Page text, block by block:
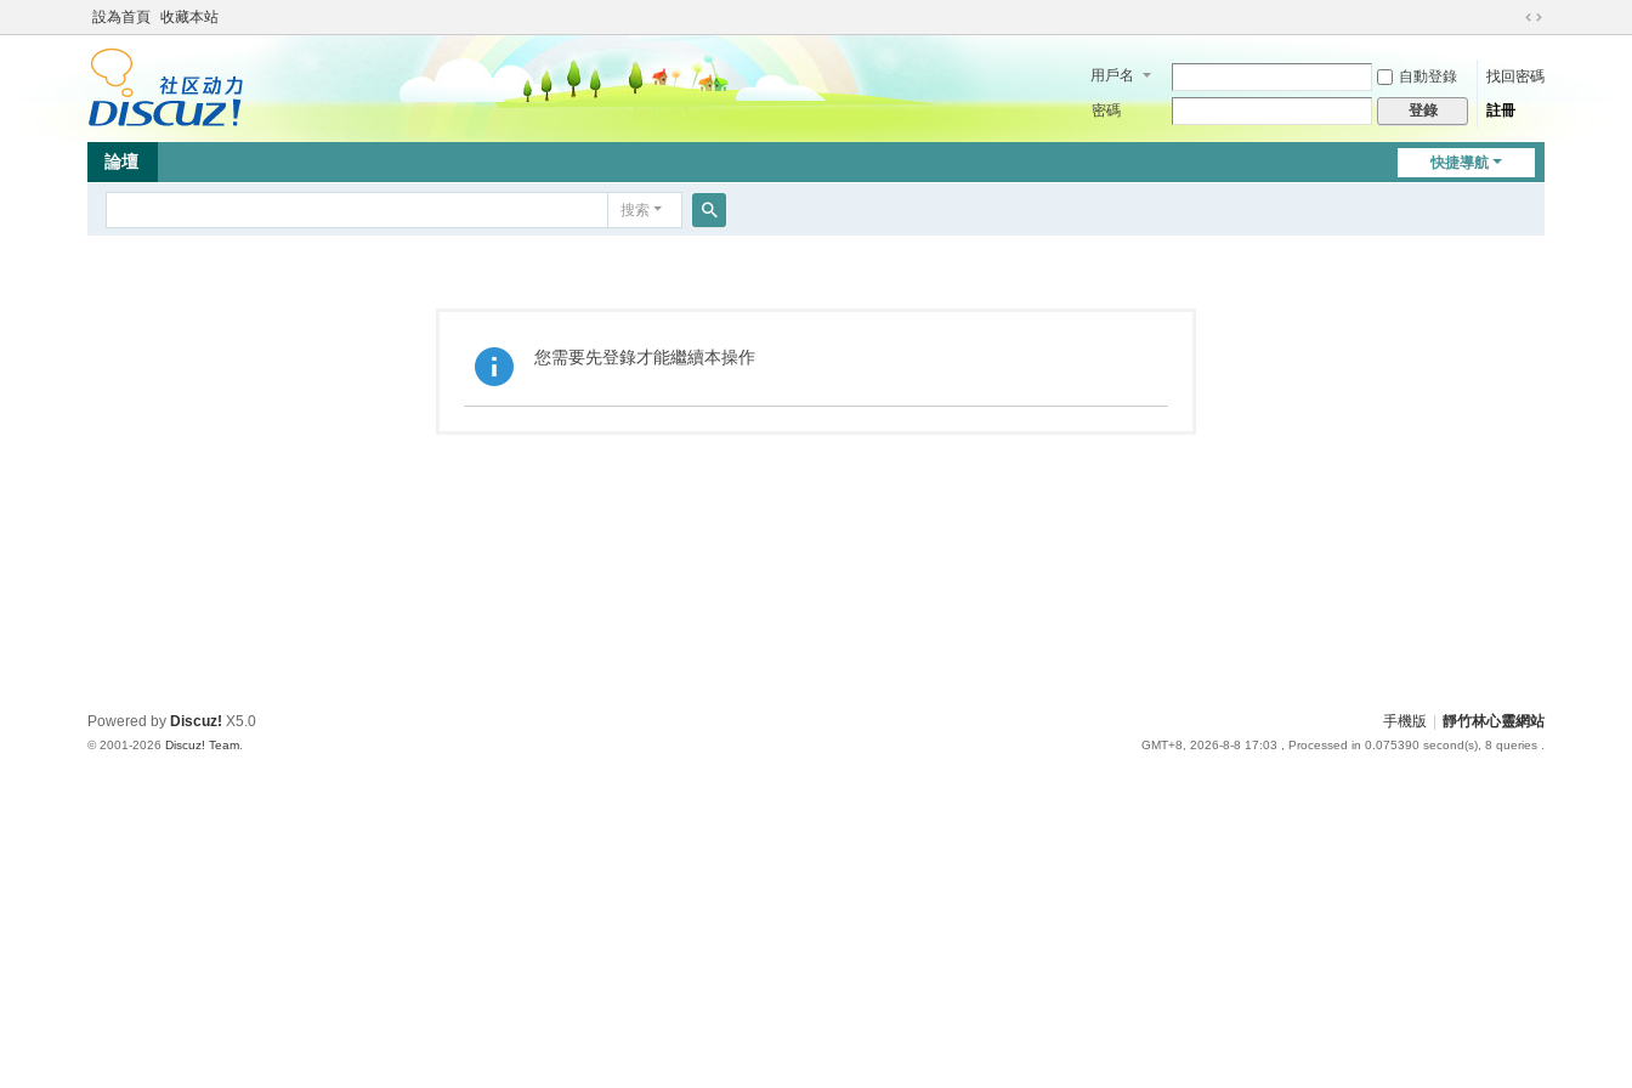
設為首頁 收藏本站
切
到
用戶名 自動登錄
找回密碼
密碼
登錄 註冊
快捷導航
論壇
搜索
您需要先登錄才能繼續本操作
手機版 靜竹林心靈網站
GMT+8, 2026-8-8 17:03 , Processed in 0.075390 second(s), 8 queries .
Powered by Discuz! X5.0
© 2001-2026 Discuz! Team